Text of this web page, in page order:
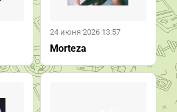
24 июня 2026 13:57
Morteza